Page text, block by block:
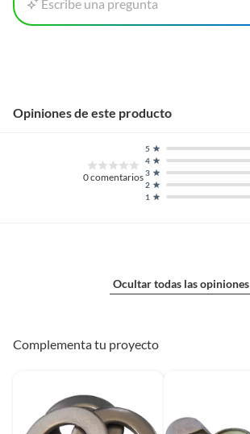
Escribe una pregunta
Opiniones de este producto
0comentarios
1
2
3
4
5
Ocultar todas las opiniones
Complementa tu proyecto